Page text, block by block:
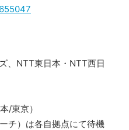
、NTT東日本・NTT⻄日
/東京）
チ）は各自拠点にて待機